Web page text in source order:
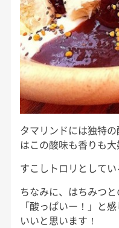
タマリンドには独特
はこの酸味も香りも大
すこしトロリとしてい
ちなみに、はちみつと
「酸っぱいー！」と
いいと思います！